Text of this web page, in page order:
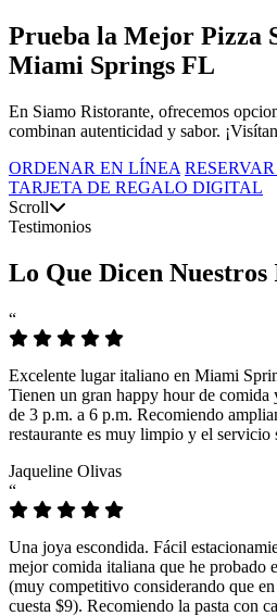
Prueba la Mejor Pizza
Miami Springs FL
En Siamo Ristorante, ofrecemos
combinan autenticidad y sabor.
ORDENAR EN LÍNEA
TARJETA DE REGALO DIGITAL
Scroll
Testimonios
Lo Que Dicen Nuestros
“
Excelente lugar italiano en Miami
Tienen un gran happy hour de comida
de 3 p.m. a 6 p.m. Recomiendo
restaurante es muy limpio y el servicio
Jaqueline Olivas
“
Una joya escondida. Fácil
mejor comida italiana que he probado
(muy competitivo considerando que
cuesta $9). Recomiendo la pasta con